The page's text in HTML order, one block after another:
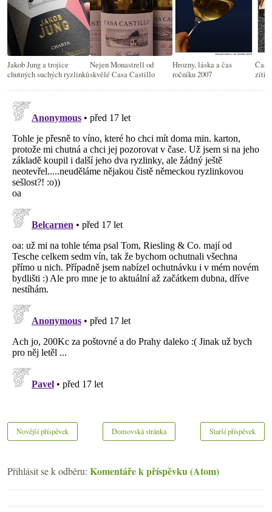
Jakob Jung a trojice
chutných suchých ryzlinků
Nejen Monastrell od
skvělé Casa Castillo
Hrozny, láska a čas
ročníku 2007
Čas
Novější příspěvek Starší příspěvek
Domovská stránka
Přihlásit se k odběru: Komentáře k příspěvku (Atom)